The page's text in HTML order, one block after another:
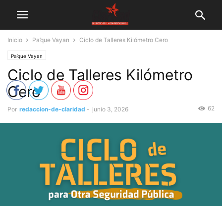
Inicio Pa’que Vayan Ciclo de Talleres Kilómetro Cero
Pa’que Vayan
Ciclo de Talleres Kilómetro
Cero
Por redaccion-de-claridad - junio 3, 2026 62